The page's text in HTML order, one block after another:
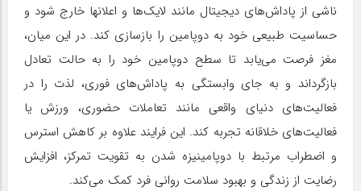
ناشی از پاداش‌های دیجیتال مانند لایک‌ها و اعلانها خارج شود و
حساسیت طبیعی خود به دوپامین را بازسازی کند. در این میان،
مغز فرصت می‌یابد تا سطح دوپامین خود را به حالت تعادل
بازگرداند و به جای وابستگی به پاداش‌های فوری، لذت را در
فعالیت‌های دنیای واقعی مانند تعاملات حضوری، ورزش یا
فعالیت‌های خلاقانه تجربه کند. این فرایند علاوه بر کاهش استرس
و اضطراب مرتبط با دوپامینیزه شدن به تقویت تمرکز، افزایش
رضایت از زندگی و بهبود سلامت روانی فرد کمک می‌کند.